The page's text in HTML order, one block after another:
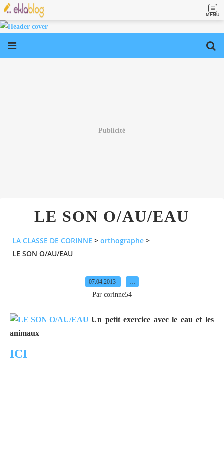
MENU
Publicité
LE SON O/AU/EAU
LA CLASSE DE CORINNE > orthographe >
LE SON O/AU/EAU
07.04.2013
Par corinne54
Un petit exercice avec le eau et les
animaux
ICI